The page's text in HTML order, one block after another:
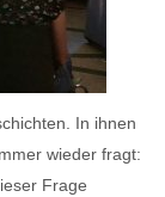
In ihnen
wieder fragt:
Frage